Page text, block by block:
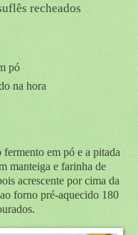
recheados
pó
na hora
em pó e a pitada
manteiga e farinha de
acrescente por cima da
forno pré-aquecido 180